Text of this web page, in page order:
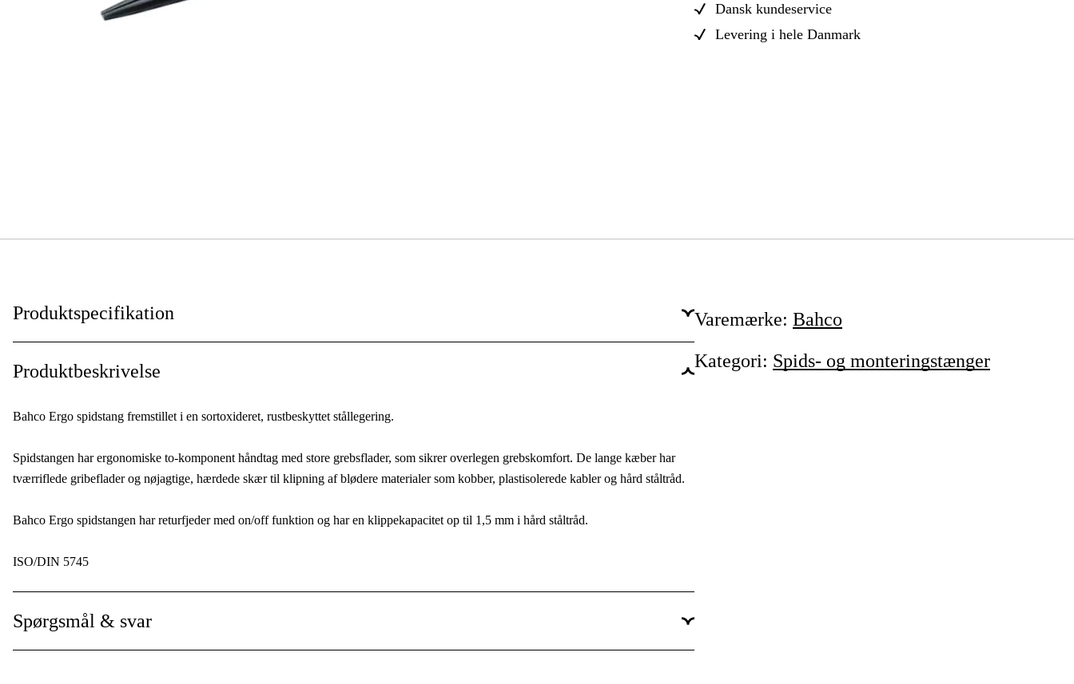
Dansk kundeservice
Levering i hele Danmark
Produktspecifikation
Isoleret : Nej
Produktbeskrivelse
Bahco Ergo spidstang fremstillet i en sortoxideret, rustbeskyttet stållegering.
Spidstangen har ergonomiske to-komponent håndtag med store grebsflader, som sikrer overlegen grebskomfort. De lange kæber har
tværriflede gribeflader og nøjagtige, hærdede skær til klipning af blødere materialer som kobber, plastisolerede kabler og hård ståltråd.
Bahco Ergo spidstangen har returfjeder med on/off funktion og har en klippekapacitet op til 1,5 mm i hård ståltråd.
ISO/DIN 5745
Spørgsmål & svar
Varemærke: Bahco
Kategori: Spids- og monteringstænger